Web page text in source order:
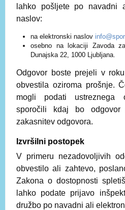
lahko pošljete po navadni
naslov:
na elektronski naslov
osebno na lokaciji Zavoda
Dunajska 22, 1000 Ljubljana.
Odgovor boste prejeli v
obvestila oziroma prošnje.
mogli podati ustreznega
sporočili kdaj bo
zakasnitev odgovora.
Izvršilni postopek
V primeru nezadovoljivih
obvestilo ali zahtevo,
Zakona o dostopnosti
lahko podate prijavo
družbo po navadni ali